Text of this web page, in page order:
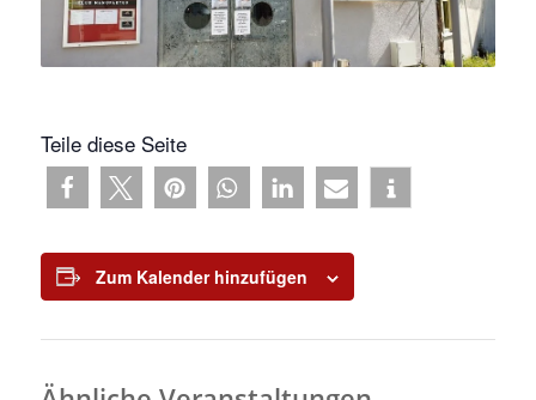
Teile diese Seite
Zum Kalender hinzufügen